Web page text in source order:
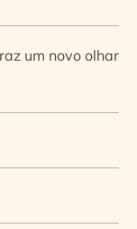
um novo olhar